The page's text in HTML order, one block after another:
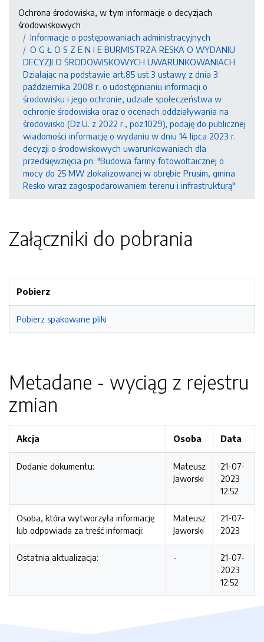
Ochrona środowiska, w tym informacje o decyzjach
środowiskowych
Informacje o postępowaniach administracyjnych
O G Ł O S Z E N I E BURMISTRZA RESKA O WYDANIU
DECYZJI O ŚRODOWISKOWYCH UWARUNKOWANIACH
Działając na podstawie art.85 ust.3 ustawy z dnia 3
października 2008 r. o udostępnianiu informacji o
środowisku i jego ochronie, udziale społeczeństwa w
ochronie środowiska oraz o ocenach oddziaływania na
środowisko (Dz.U. z 2022 r., poz.1029), podaję do publicznej
wiadomości informację o wydaniu w dniu 14 lipca 2023 r.
decyzji o środowiskowych uwarunkowaniach dla
przedsięwzięcia pn: "Budowa farmy fotowoltaicznej o
mocy do 25 MW zlokalizowanej w obrębie Prusim, gmina
Resko wraz zagospodarowaniem terenu i infrastrukturą"
Załączniki do pobrania
Pobierz
Pobierz spakowane pliki
Metadane - wyciąg z rejestru
zmian
Akcja Osoba Data
Dodanie dokumentu:
Mateusz
Jaworski
21-07-
2023
12:52
Osoba, która wytworzyła informację
lub odpowiada za treść informacji:
Mateusz
Jaworski
21-07-
2023
Ostatnia aktualizacja: -
21-07-
2023
12:52